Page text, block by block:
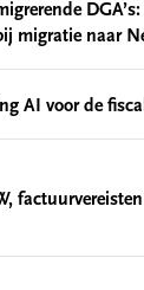
migratie naar
AI voor de